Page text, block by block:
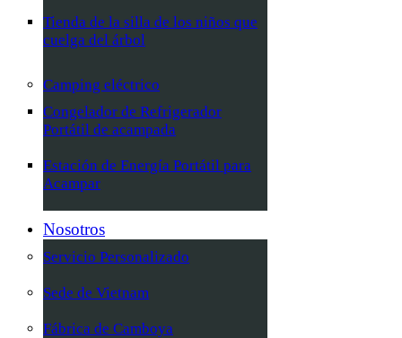
Tienda de la silla de los niños que
cuelga del árbol
Camping eléctrico
Congelador de Refrigerador
Portátil de acampada
Estación de Energía Portátil para
Acampar
Nosotros
Servicio Personalizado
Sede de Vietnam
Fábrica de Camboya